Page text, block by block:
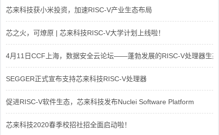
芯来科技获小米投资，加速RISC-V产业生态布局
芯之火，可燎原 | 芯来科技RISC-V大学计划上线啦！
4月11日CCF上海，数据安全云论坛——蓬勃发展的RISC-V处理器生态
SEGGER正式宣布支持芯来科技RISC-V处理器
促进RISC-V软件生态，芯来科技发布Nuclei Software Platform
芯来科技2020春季校招社招全面启动啦！